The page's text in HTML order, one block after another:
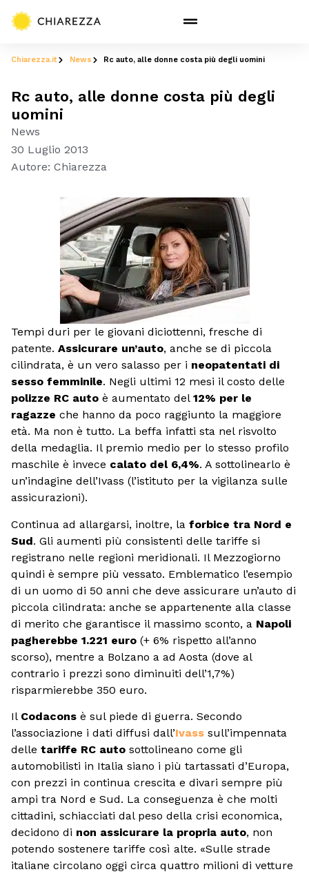
Chiarezza.it News Rc auto, alle donne costa più degli uomini
Rc auto, alle donne costa più degli
uomini
News
30 Luglio 2013
Autore: Chiarezza
Tempi duri per le giovani diciottenni, fresche di
patente. Assicurare un’auto, anche se di piccola
cilindrata, è un vero salasso per i neopatentati di
sesso femminile. Negli ultimi 12 mesi il costo delle
polizze RC auto è aumentato del 12% per le
ragazze che hanno da poco raggiunto la maggiore
età. Ma non è tutto. La beffa infatti sta nel risvolto
della medaglia. Il premio medio per lo stesso profilo
maschile è invece calato del 6,4%. A sottolinearlo è
un’indagine dell’Ivass (l’istituto per la vigilanza sulle
assicurazioni).
Continua ad allargarsi, inoltre, la forbice tra Nord e
Sud. Gli aumenti più consistenti delle tariffe si
registrano nelle regioni meridionali. Il Mezzogiorno
quindi è sempre più vessato. Emblematico l’esempio
di un uomo di 50 anni che deve assicurare un’auto di
piccola cilindrata: anche se appartenente alla classe
di merito che garantisce il massimo sconto, a Napoli
pagherebbe 1.221 euro (+ 6% rispetto all’anno
scorso), mentre a Bolzano a ad Aosta (dove al
contrario i prezzi sono diminuiti dell’1,7%)
risparmierebbe 350 euro.
Il Codacons è sul piede di guerra. Secondo
l’associazione i dati diffusi dall’Ivass sull’impennata
delle tariffe RC auto sottolineano come gli
automobilisti in Italia siano i più tartassati d’Europa,
con prezzi in continua crescita e divari sempre più
ampi tra Nord e Sud. La conseguenza è che molti
cittadini, schiacciati dal peso della crisi economica,
decidono di non assicurare la propria auto, non
potendo sostenere tariffe così alte. «Sulle strade
italiane circolano oggi circa quattro milioni di vetture